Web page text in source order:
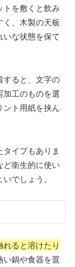
トを敷くと飲み
、木製の天板
な状態を保て
すると、文字の
加工のものを選
ント用紙を挟ん
イプもありま
衛生的に使い
でしょう。
ると溶けたり
い鍋や食器を置